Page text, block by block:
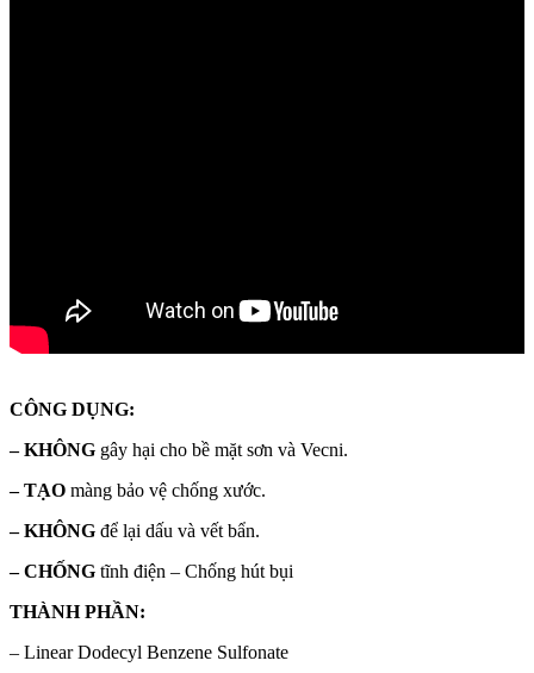
CÔNG DỤNG:
– KHÔNG gây hại cho bề mặt sơn và Vecni.
– TẠO màng bảo vệ chống xước.
– KHÔNG để lại dấu và vết bẩn.
– CHỐNG tĩnh điện – Chống hút bụi
THÀNH PHẦN:
– Linear Dodecyl Benzene Sulfonate